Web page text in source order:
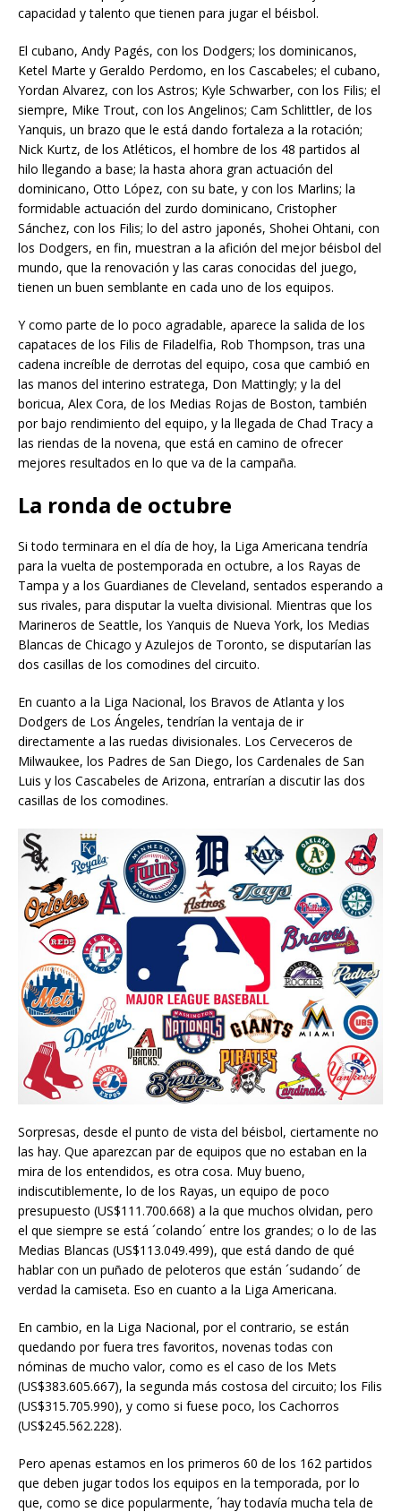
capacidad y talento que tienen para jugar el béisbol.
El cubano, Andy Pagés, con los Dodgers; los dominicanos,
Ketel Marte y Geraldo Perdomo, en los Cascabeles; el cubano,
Yordan Alvarez, con los Astros; Kyle Schwarber, con los Filis; el
siempre, Mike Trout, con los Angelinos; Cam Schlittler, de los
Yanquis, un brazo que le está dando fortaleza a la rotación;
Nick Kurtz, de los Atléticos, el hombre de los 48 partidos al
hilo llegando a base; la hasta ahora gran actuación del
dominicano, Otto López, con su bate, y con los Marlins; la
formidable actuación del zurdo dominicano, Cristopher
Sánchez, con los Filis; lo del astro japonés, Shohei Ohtani, con
los Dodgers, en fin, muestran a la afición del mejor béisbol del
mundo, que la renovación y las caras conocidas del juego,
tienen un buen semblante en cada uno de los equipos.
Y como parte de lo poco agradable, aparece la salida de los
capataces de los Filis de Filadelfia, Rob Thompson, tras una
cadena increíble de derrotas del equipo, cosa que cambió en
las manos del interino estratega, Don Mattingly; y la del
boricua, Alex Cora, de los Medias Rojas de Boston, también
por bajo rendimiento del equipo, y la llegada de Chad Tracy a
las riendas de la novena, que está en camino de ofrecer
mejores resultados en lo que va de la campaña.
La ronda de octubre
Si todo terminara en el día de hoy, la Liga Americana tendría
para la vuelta de postemporada en octubre, a los Rayas de
Tampa y a los Guardianes de Cleveland, sentados esperando a
sus rivales, para disputar la vuelta divisional. Mientras que los
Marineros de Seattle, los Yanquis de Nueva York, los Medias
Blancas de Chicago y Azulejos de Toronto, se disputarían las
dos casillas de los comodines del circuito.
En cuanto a la Liga Nacional, los Bravos de Atlanta y los
Dodgers de Los Ángeles, tendrían la ventaja de ir
directamente a las ruedas divisionales. Los Cerveceros de
Milwaukee, los Padres de San Diego, los Cardenales de San
Luis y los Cascabeles de Arizona, entrarían a discutir las dos
casillas de los comodines.
Sorpresas, desde el punto de vista del béisbol, ciertamente no
las hay. Que aparezcan par de equipos que no estaban en la
mira de los entendidos, es otra cosa. Muy bueno,
indiscutiblemente, lo de los Rayas, un equipo de poco
presupuesto (US$111.700.668) a la que muchos olvidan, pero
el que siempre se está ´colando´ entre los grandes; o lo de las
Medias Blancas (US$113.049.499), que está dando de qué
hablar con un puñado de peloteros que están ´sudando´ de
verdad la camiseta. Eso en cuanto a la Liga Americana.
En cambio, en la Liga Nacional, por el contrario, se están
quedando por fuera tres favoritos, novenas todas con
nóminas de mucho valor, como es el caso de los Mets
(US$383.605.667), la segunda más costosa del circuito; los Filis
(US$315.705.990), y como si fuese poco, los Cachorros
(US$245.562.228).
Pero apenas estamos en los primeros 60 de los 162 partidos
que deben jugar todos los equipos en la temporada, por lo
que, como se dice popularmente, ´hay todavía mucha tela de